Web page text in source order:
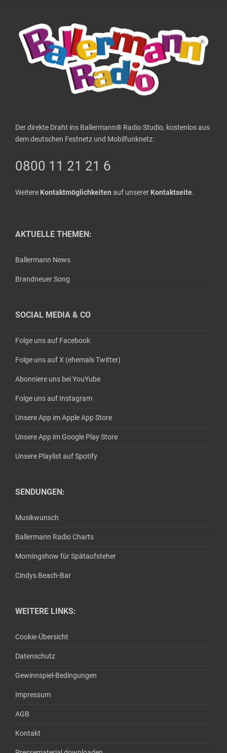
Der direkte Draht ins Ballermann® Radio Studio, kostenlos aus
dem deutschen Festnetz und Mobilfunknetz:
0800 11 21 21 6
Weitere Kontaktmöglichkeiten auf unserer Kontaktseite.
AKTUELLE THEMEN:
Ballermann News
Brandneuer Song
SOCIAL MEDIA & CO
Folge uns auf Facebook
Folge uns auf X (ehemals Twitter)
Abonniere uns bei YouYube
Folge uns auf Instagram
Unsere App im Apple App Store
Unsere App im Google Play Store
Unsere Playlist auf Spotify
SENDUNGEN:
Musikwunsch
Ballermann Radio Charts
Morningshow für Spätaufsteher
Cindys Beach-Bar
WEITERE LINKS:
Cookie-Übersicht
Datenschutz
Gewinnspiel-Bedingungen
Impressum
AGB
Kontakt